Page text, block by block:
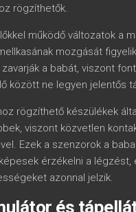
rögzíthetők.
működő változatok a
mozgását
a babát, viszont
között ne legyen jelentős
rögzíthető készülékek
viszont közvetlen
Ezek a szenzorok a
érzékelni a légzést,
azonnal jelzik.
és